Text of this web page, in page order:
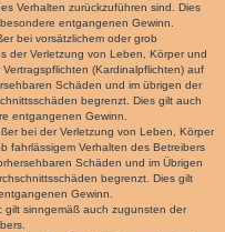
Verhalten zurückzuführen sind. Dies
entgangenen Gewinn.
bei vorsätzlichem oder grob
der Verletzung von Leben, Körper und
(Kardinalpflichten) auf
Schäden und im übrigen der
begrenzt. Dies gilt auch
entgangenen Gewinn.
bei der Verletzung von Leben, Körper
fahrlässigem Verhalten des Betreibers
Schäden und im Übrigen
begrenzt. Dies gilt
Gewinn.
gilt sinngemäß auch zugunsten der